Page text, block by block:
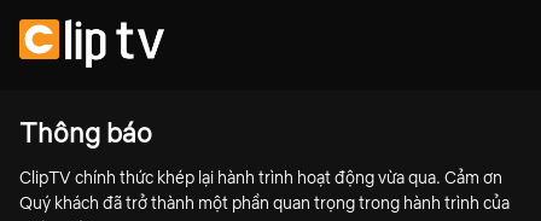
Thông báo
ClipTV chính thức khép lại hành trình hoạt động vừa qua. Cảm ơn
Quý khách đã trở thành một phần quan trọng trong hành trình của